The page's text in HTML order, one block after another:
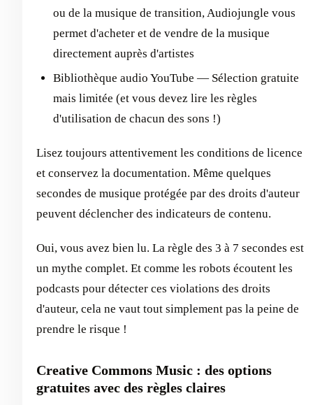
ou de la musique de transition, Audiojungle vous
permet d'acheter et de vendre de la musique
directement auprès d'artistes
Bibliothèque audio YouTube — Sélection gratuite
mais limitée (et vous devez lire les règles
d'utilisation de chacun des sons !)
Lisez toujours attentivement les conditions de licence
et conservez la documentation. Même quelques
secondes de musique protégée par des droits d'auteur
peuvent déclencher des indicateurs de contenu.
Oui, vous avez bien lu. La règle des 3 à 7 secondes est
un mythe complet. Et comme les robots écoutent les
podcasts pour détecter ces violations des droits
d'auteur, cela ne vaut tout simplement pas la peine de
prendre le risque !
Creative Commons Music : des options
gratuites avec des règles claires